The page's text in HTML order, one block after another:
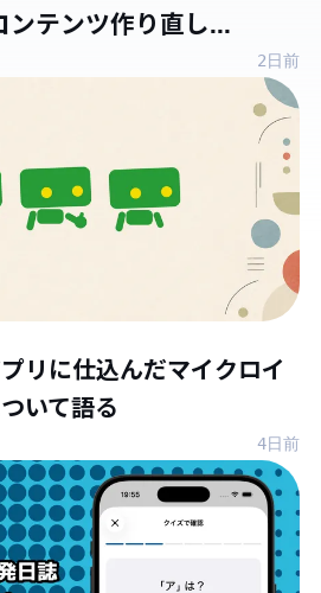
テンツ作り直し...
2日前
リに仕込んだマイクロイ
いて語る
4日前